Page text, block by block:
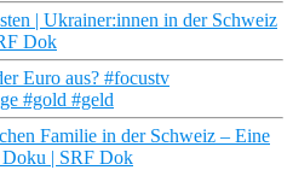
| Ukrainer:innen in der Schweiz
Dok
Euro aus? #focustv
#gold #geld
Familie in der Schweiz – Eine
| SRF Dok